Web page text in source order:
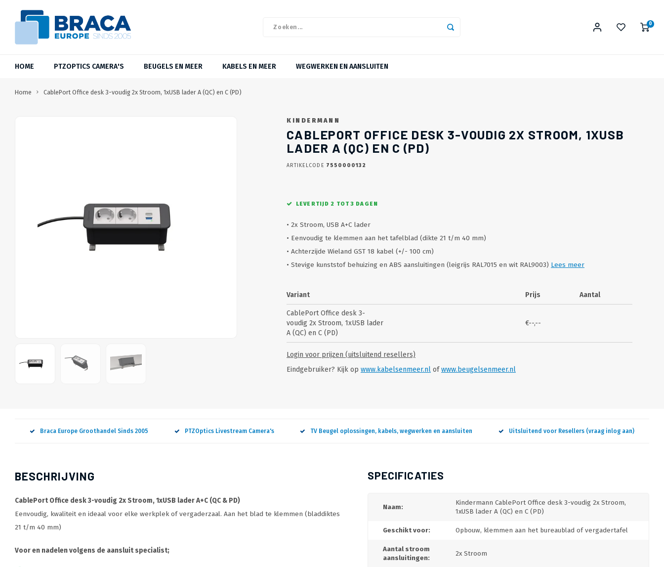
0
HOME PTZOPTICS CAMERA'S BEUGELS EN MEER KABELS EN MEER WEGWERKEN EN AANSLUITEN
Home CablePort Office desk 3-voudig 2x Stroom, 1xUSB lader A (QC) en C (PD)
KINDERMANN
CABLEPORT OFFICE DESK 3-VOUDIG 2X STROOM, 1XUSB
LADER A (QC) EN C (PD)
ARTIKELCODE 7550000132
LEVERTIJD 2 TOT 3 DAGEN
• 2x Stroom, USB A+C lader
• Eenvoudig te klemmen aan het tafelblad (dikte 21 t/m 40 mm)
• Achterzijde Wieland GST 18 kabel (+/- 100 cm)
• Stevige kunststof behuizing en ABS aansluitingen (leigrijs RAL7015 en wit RAL9003) Lees meer
Variant Prijs Aantal
CablePort Office desk 3-
voudig 2x Stroom, 1xUSB lader
A (QC) en C (PD)
€--,--
Login voor prijzen (uitsluitend resellers)
Eindgebruiker? Kijk op www.kabelsenmeer.nl ofwww.beugelsenmeer.nl
Braca Europe Groothandel Sinds 2005 PTZOptics Livestream Camera's TV Beugel oplossingen, kabels, wegwerken en aansluiten Uitsluitend voor Resellers (vraag inlog aan)
BESCHRIJVING
CablePort Office desk 3-voudig 2x Stroom, 1xUSB lader A+C (QC & PD)
Eenvoudig, kwaliteit en ideaal voor elke werkplek of vergaderzaal. Aan het blad te klemmen (bladdiktes
21 t/m 40 mm)
Voor en nadelen volgens de aansluit specialist;
SPECIFICATIES
Naam:
Kindermann CablePort Office desk 3-voudig 2x Stroom,
1xUSB lader A (QC) en C (PD)
Geschikt voor: Opbouw, klemmen aan het bureaublad of vergadertafel
Aantal stroom
aansluitingen:
2x Stroom